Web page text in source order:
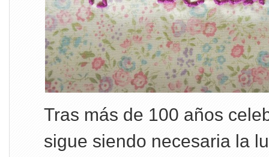
Tras más de 100 años
sigue siendo necesaria la